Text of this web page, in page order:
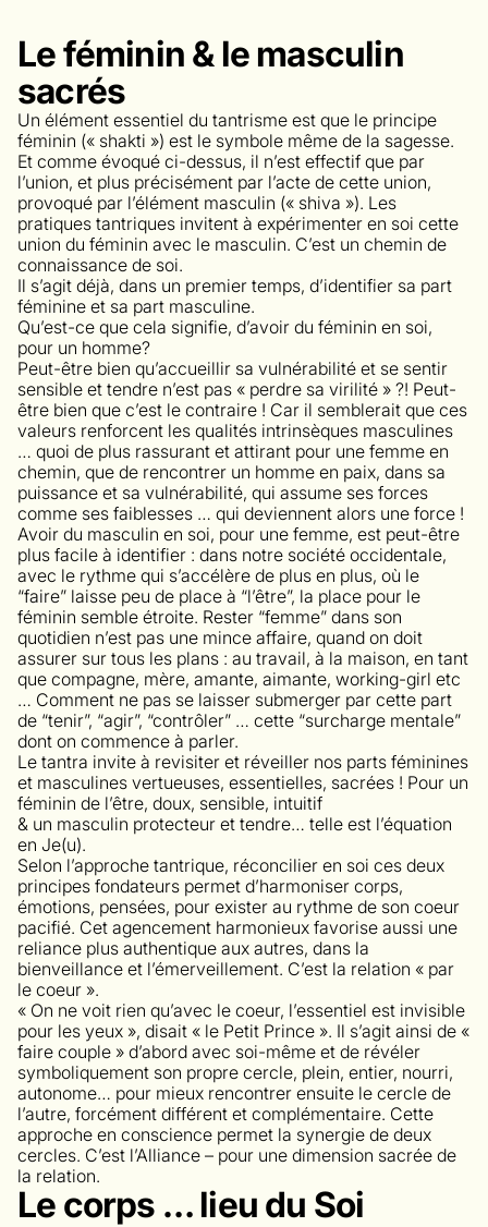
Le féminin & le masculin
sacrés
Un élément essentiel du tantrisme est que le principe
féminin (« shakti ») est le symbole même de la sagesse.
Et comme évoqué ci-dessus, il n’est effectif que par
l’union, et plus précisément par l’acte de cette union,
provoqué par l’élément masculin (« shiva »). Les
pratiques tantriques invitent à expérimenter en soi cette
union du féminin avec le masculin. C’est un chemin de
connaissance de soi.
Il s’agit déjà, dans un premier temps, d’identifier sa part
féminine et sa part masculine.
Qu’est-ce que cela signifie, d’avoir du féminin en soi,
pour un homme?
Peut-être bien qu’accueillir sa vulnérabilité et se sentir
sensible et tendre n’est pas « perdre sa virilité » ?! Peut-
être bien que c’est le contraire ! Car il semblerait que ces
valeurs renforcent les qualités intrinsèques masculines
… quoi de plus rassurant et attirant pour une femme en
chemin, que de rencontrer un homme en paix, dans sa
puissance et sa vulnérabilité, qui assume ses forces
comme ses faiblesses … qui deviennent alors une force !
Avoir du masculin en soi, pour une femme, est peut-être
plus facile à identifier : dans notre société occidentale,
avec le rythme qui s’accélère de plus en plus, où le
“faire” laisse peu de place à “l’être”, la place pour le
féminin semble étroite. Rester “femme” dans son
quotidien n’est pas une mince affaire, quand on doit
assurer sur tous les plans : au travail, à la maison, en tant
que compagne, mère, amante, aimante, working-girl etc
… Comment ne pas se laisser submerger par cette part
de “tenir”, “agir”, “contrôler” … cette “surcharge mentale”
dont on commence à parler.
Le tantra invite à revisiter et réveiller nos parts féminines
et masculines vertueuses, essentielles, sacrées ! Pour un
féminin de l’être, doux, sensible, intuitif
& un masculin protecteur et tendre… telle est l’équation
en Je(u).
Selon l’approche tantrique, réconcilier en soi ces deux
principes fondateurs permet d’harmoniser corps,
émotions, pensées, pour exister au rythme de son coeur
pacifié. Cet agencement harmonieux favorise aussi une
reliance plus authentique aux autres, dans la
bienveillance et l’émerveillement. C’est la relation « par
le coeur ».
« On ne voit rien qu’avec le coeur, l’essentiel est invisible
pour les yeux », disait « le Petit Prince ». Il s’agit ainsi de «
faire couple » d’abord avec soi-même et de révéler
symboliquement son propre cercle, plein, entier, nourri,
autonome… pour mieux rencontrer ensuite le cercle de
l’autre, forcément différent et complémentaire. Cette
approche en conscience permet la synergie de deux
cercles. C’est l’Alliance – pour une dimension sacrée de
la relation.
Le corps … lieu du Soi